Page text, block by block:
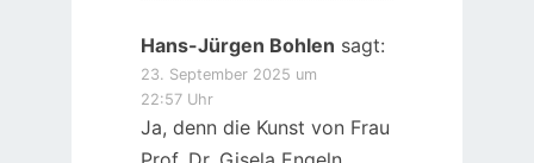
Hans-Jürgen Bohlen sagt:
23. September 2025 um
22:57 Uhr
Ja, denn die Kunst von Frau